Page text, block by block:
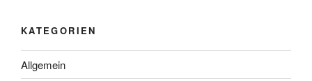
KATEGORIEN
Allgemein